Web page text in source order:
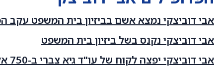
אבי דוביצקי נמצא אשם בביזיון בית המשפט עקב
אבי דוביצקי נקנס בשל ביזיון בית המשפט
אבי דוביצקי יפצה לקוח של עו"ד גיא צברי ב-750 אלף ש"ח